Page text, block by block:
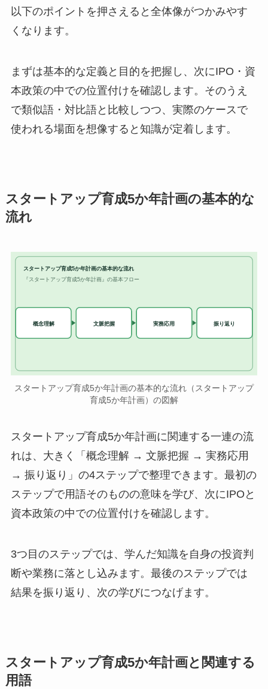
以下のポイントを押さえると全体像がつかみやす
くなります。
まずは基本的な定義と目的を把握し、次にIPO・資
本政策の中での位置付けを確認します。そのうえ
で類似語・対比語と比較しつつ、実際のケースで
使われる場面を想像すると知識が定着します。
スタートアップ育成5か年計画の基本的な
流れ
スタートアップ育成5か年計画の基本的な流れ
『スタートアップ育成5か年計画』の基本フロー
概念理解 文脈把握 実務応用 振り返り
スタートアップ育成5か年計画の基本的な流れ（スタートアップ
育成5か年計画）の図解
スタートアップ育成5か年計画に関連する一連の流
れは、大きく「概念理解 → 文脈把握 → 実務応用
→ 振り返り」の4ステップで整理できます。最初の
ステップで用語そのものの意味を学び、次にIPOと
資本政策の中での位置付けを確認します。
3つ目のステップでは、学んだ知識を自身の投資判
断や業務に落とし込みます。最後のステップでは
結果を振り返り、次の学びにつなげます。
スタートアップ育成5か年計画と関連する
用語